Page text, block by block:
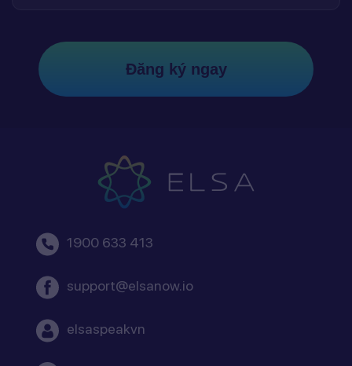
Đăng ký ngay
1900 633 413
support@elsanow.io
elsaspeakvn